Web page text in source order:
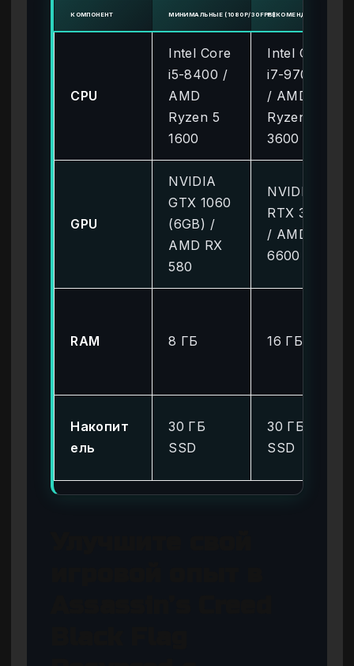
КОМПОНЕНТ МИНИМАЛЬНЫЕ (1080P/30FPS)РЕКОМЕНДУЕМЫЕ
CPU
Intel Core
i5-8400 /
AMD
Ryzen 5
1600
Intel Core
i7-9700K
/ AMD
Ryzen 5
3600
GPU
NVIDIA
GTX 1060
(6GB) /
AMD RX
580
NVIDIA
RTX 3060
/ AMD RX
6600 XT
RAM 8 ГБ 16 ГБ
Накопит
ель
30 ГБ
SSD
30 ГБ
SSD